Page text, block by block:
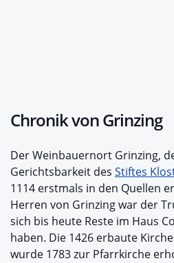
Chronik von Grinzing
Der Weinbauernort Grinzing,
Gerichtsbarkeit des Stiftes
1114 erstmals in den Quellen
Herren von Grinzing war der
sich bis heute Reste im Haus
haben. Die 1426 erbaute
wurde 1783 zur Pfarrkirche